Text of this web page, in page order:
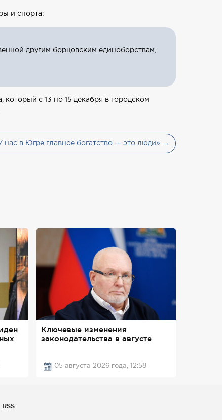
и спорта:
другим борцовским единоборствам,
с 13 по 15 декабря в городском
нас в Югре главное богатство — это люди» →
Ключевые изменения
законодательства в августе
05 августа 2026 года, 12:58
RSS